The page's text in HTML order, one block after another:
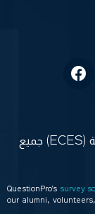
© 2026 - المركز المصري للدراسات الاقتصادية (ECES) جميع
QuestionPro’s survey
our alumni,